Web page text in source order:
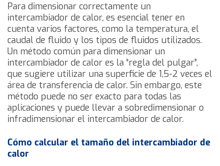
Para dimensionar correctamente un
intercambiador de calor, es esencial tener en
cuenta varios factores, como la temperatura, el
caudal de fluido y los tipos de fluidos utilizados.
Un método común para dimensionar un
intercambiador de calor es la “regla del pulgar”,
que sugiere utilizar una superficie de 1,5-2 veces el
área de transferencia de calor. Sin embargo, este
método puede no ser exacto para todas las
aplicaciones y puede llevar a sobredimensionar o
infradimensionar el intercambiador de calor.
Cómo calcular el tamaño del intercambiador de
calor